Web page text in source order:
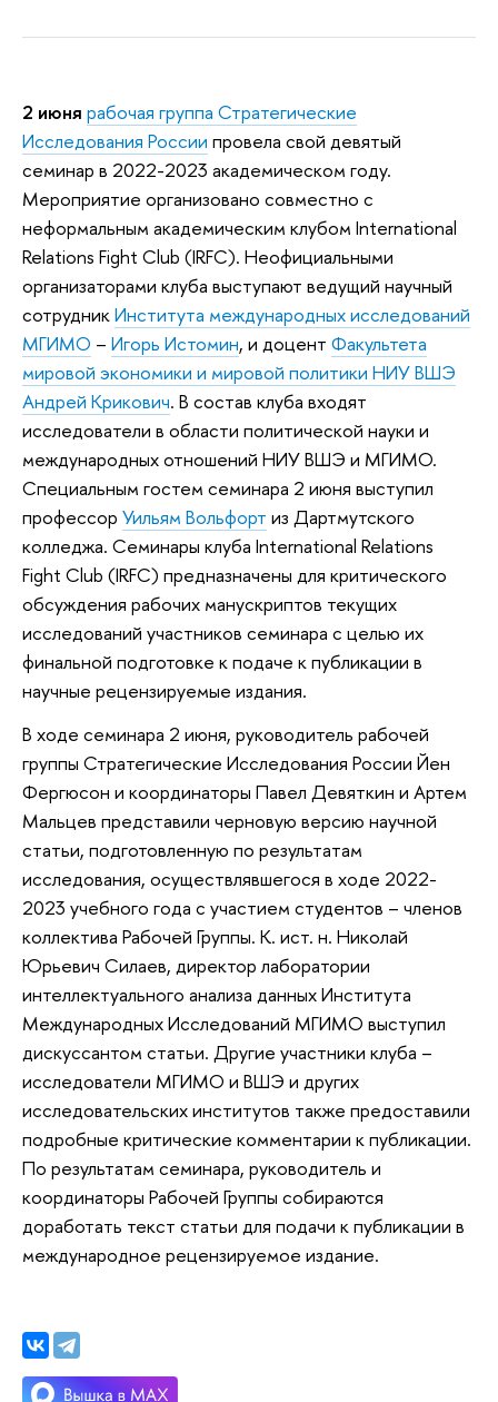
2 июня рабочая группа Стратегические
Исследования России провела свой девятый
семинар в 2022-2023 академическом году.
Мероприятие организовано совместно с
неформальным академическим клубом International
Relations Fight Club (IRFC). Неофициальными
организаторами клуба выступают ведущий научный
сотрудникИнститута международных исследований
МГИМО – Игорь Истомин, и доцент Факультета
мировой экономики и мировой политики НИУ ВШЭ
Андрей Крикович. В состав клуба входят
исследователи в области политической науки и
международных отношений НИУ ВШЭ и МГИМО.
Специальным гостем семинара 2 июня выступил
профессор Уильям Вольфорт из Дартмутского
колледжа. Семинары клуба International Relations
Fight Club (IRFC) предназначены для критического
обсуждения рабочих манускриптов текущих
исследований участников семинара с целью их
финальной подготовке к подаче к публикации в
научные рецензируемые издания.
В ходе семинара 2 июня, руководитель рабочей
группы Стратегические Исследования России Йен
Фергюсон и координаторы Павел Девяткин и Артем
Мальцев представили черновую версию научной
статьи, подготовленную по результатам
исследования, осуществлявшегося в ходе 2022-
2023 учебного года с участием студентов – членов
коллектива Рабочей Группы. К. ист. н. Николай
Юрьевич Силаев, директор лаборатории
интеллектуального анализа данных Института
Международных Исследований МГИМО выступил
дискуссантом статьи. Другие участники клуба –
исследователи МГИМО и ВШЭ и других
исследовательских институтов также предоставили
подробные критические комментарии к публикации.
По результатам семинара, руководитель и
координаторы Рабочей Группы собираются
доработать текст статьи для подачи к публикации в
международное рецензируемое издание.